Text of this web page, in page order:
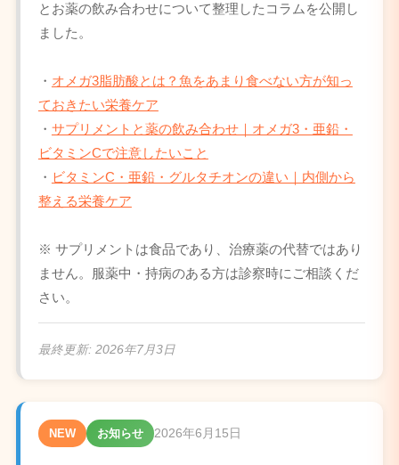
とお薬の飲み合わせについて整理したコラムを公開し
ました。
・ オメガ3脂肪酸とは？魚をあまり食べない方が知っ
ておきたい栄養ケア
・ サプリメントと薬の飲み合わせ｜オメガ3・亜鉛・
ビタミンCで注意したいこと
・ ビタミンC・亜鉛・グルタチオンの違い｜内側から
整える栄養ケア
※ サプリメントは食品であり、治療薬の代替ではあり
ません。服薬中・持病のある方は診察時にご相談くだ
さい。
最終更新: 2026年7月3日
NEW お知らせ 2026年6月15日